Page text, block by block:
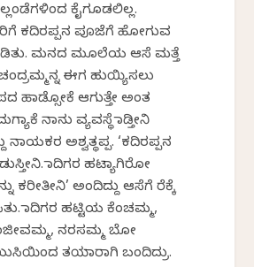
ಕೈಗೂಡಲಿಲ್ಲ.
ಕದಿರಪ್ಪನ ಪೂಜೆಗೆ ಹೋಗುವ
ಮನದ ಮೂಲೆಯ ಆಸೆ‌ ಮತ್ತೆ
ಚಂದ್ರಮ್ಮನ್ನ ಈಗ ಹುಯ್ಯಿಸಲು
ಹಾಡ್ಸೋಕೆ ಆಗುತ್ತೇ ಅಂತ
ನಾನು ವ್ಯವಸ್ಥೆ ಮಾಡ್ತೀನಿ
ನಾಯಕರ ಅಶ್ವತ್ಥಪ್ಪ. ‘ಕದಿರಪ್ಪನ
ಮಾದಿಗರ ಹಟ್ಯಾಗಿರೋ
ಕರೀತೀನಿ’ ಅಂದಿದ್ದು ಆಸೆಗೆ ರೆಕ್ಕೆ
ಮಾದಿಗರ ಹಟ್ಟಿಯ ಕೆಂಚಮ್ಮ,
ನರಸಮ್ಮ ಬೋ
ತಯಾರಾಗಿ ಬಂದಿದ್ರು.